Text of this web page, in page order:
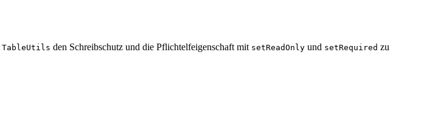
TableUtils den Schreibschutz und die Pflichtelfeigenschaft mit setReadOnly und setRequired zu